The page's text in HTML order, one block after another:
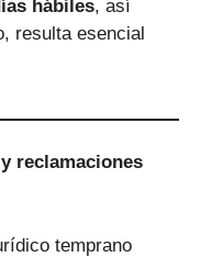
hábiles, así
resulta esencial
reclamaciones
temprano